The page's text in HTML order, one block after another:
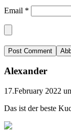
Email *
Alexander
17.February 2022
Das ist der beste